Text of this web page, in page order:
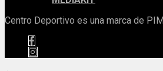
Centro Deportivo es una marca de